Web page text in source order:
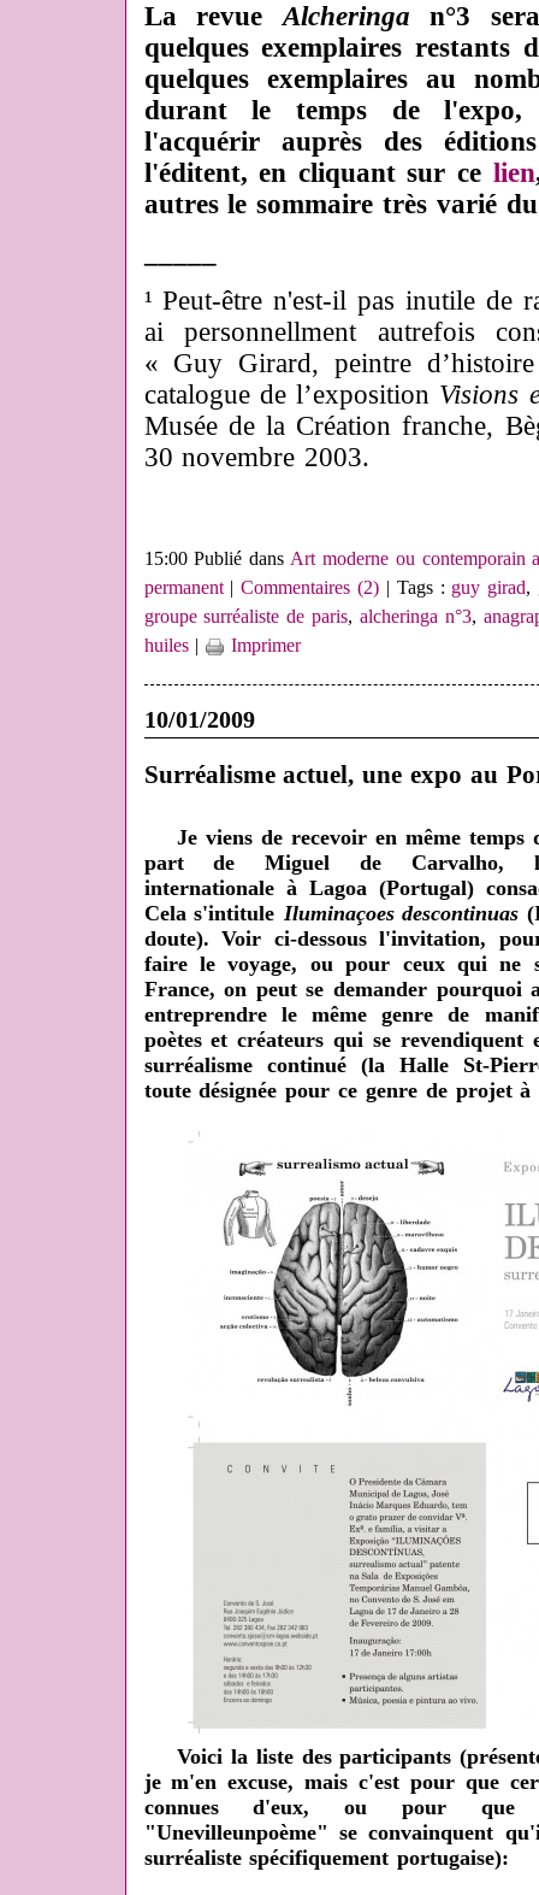
La revueAlcheringa n°3
quelques exemplaires
quelques exemplaires au
durant le temps de
l'acquérir auprès des
l'éditent, en cliquant sur ce lien
autres le sommaire très varié
¹ Peut-être n'est-il pas inutile de
ai personnellment autrefois
« Guy Girard, peintre
catalogue de l’exposition Visions
Musée de la Création franche,
30 novembre 2003.
15:00 Publié dansArt moderne ou contemporain
permanent|Commentaires (2) | Tags : guy girad,
groupe surréaliste de paris, alcheringa n°3,
huiles| Imprimer
10/01/2009
Surréalisme actuel, une expo au
Je viens de recevoir en même temps
part de Miguel de Carvalho,
internationale à Lagoa (Portugal)
Cela s'intitule Iluminaçoes descontinuas
doute). Voir ci-dessous l'invitation,
faire le voyage, ou pour ceux qui ne
France, on peut se demander pourquoi
entreprendre le même genre de
poètes et créateurs qui se
surréalisme continué (la Halle St-
toute désignée pour ce genre de projet à
Voici la liste des participants
je m'en excuse, mais c'est pour que
connues d'eux, ou pour que
"Unevilleunpoème" se convainquent
surréaliste spécifiquement portugaise):